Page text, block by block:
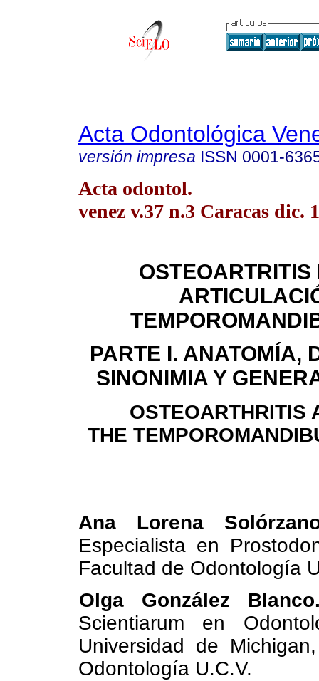
Acta Odontológica
versión impresa ISSN 0001-
Acta odontol.
venez v.37 n.3 Caracas dic.
OSTEOARTRITIS
PARTE I. ANATOMÍA,
SINONIMIA Y
OSTEOARTHRITIS
THE
Ana Lorena
Especialista en
Facultad de Odontología
Olga González
Scientiarum en
Universidad de
Odontología U.C.V.